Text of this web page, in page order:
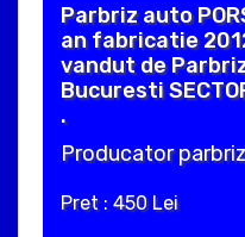
Parbriz auto
an fabricatie
vandut de
Bucuresti
.
Producator
Pret : 450 Lei